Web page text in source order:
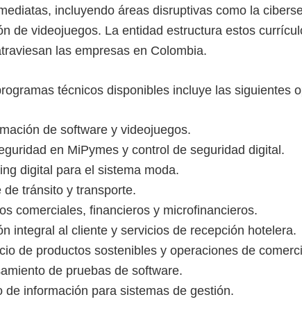
incluyendo áreas disruptivas como la
de videojuegos. La entidad estructura estos
las empresas en Colombia.
técnicos disponibles incluye las siguientes
de software y videojuegos.
en MiPymes y control de seguridad digital.
digital para el sistema moda.
de tránsito y transporte.
comerciales, financieros y microfinancieros.
integral al cliente y servicios de recepción hotelera.
de productos sostenibles y operaciones de
de pruebas de software.
de información para sistemas de gestión.